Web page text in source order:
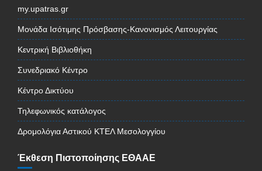
my.upatras.gr
Μονάδα Ισότιμης Πρόσβασης-Κανονισμός Λειτουργίας
Κεντρική Βιβλιοθήκη
Συνεδριακό Κέντρο
Κέντρο Δικτύου
Τηλεφωνικός κατάλογος
Δρομολόγια Αστικού ΚΤΕΛ Μεσολογγίου
Έκθεση Πιστοποίησης ΕΘΑΑΕ